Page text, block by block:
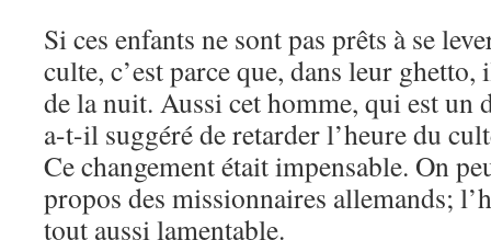
Si ces enfants ne sont pas prêts à se
culte, c’est parce que, dans leur
de la nuit. Aussi cet homme, qui est un
a-t-il suggéré de retarder l’heure du
Ce changement était impensable. On
propos des missionnaires allemands;
tout aussi lamentable.